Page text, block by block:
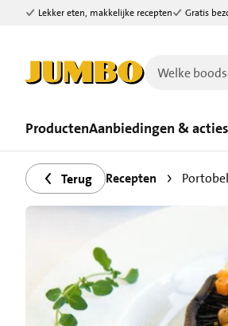
Ga naar zoeken
Ga naar hoofdinhoud
Lekker eten, makkelijke recepten Gratis
ProductenAanbiedingen & acties
Terug Recepten